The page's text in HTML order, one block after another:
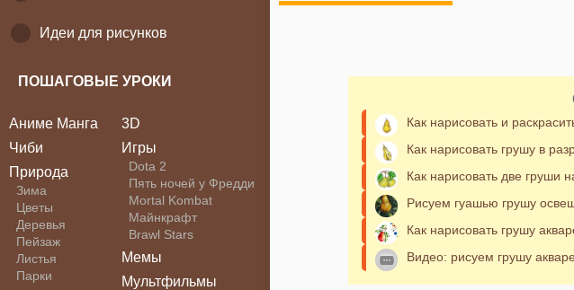
Идеи для рисунков
ПОШАГОВЫЕ УРОКИ
Аниме Манга
Чиби
Природа
Зима
Цветы
Деревья
Пейзаж
Листья
Парки
3D
Игры
Dota 2
Пять ночей у Фредди
Mortal Kombat
Майнкрафт
Brawl Stars
Мемы
Мультфильмы
Как нарисовать и
Как нарисовать грушу в
Как нарисовать две груши
Рисуем гуашью грушу
Как нарисовать грушу
Видео: рисуем грушу